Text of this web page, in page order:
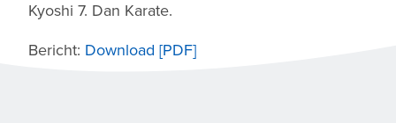
Kyoshi 7. Dan Karate.
Bericht: Download [PDF]